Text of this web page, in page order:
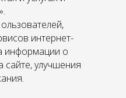
интернет-
информации о
сайте, улучшения